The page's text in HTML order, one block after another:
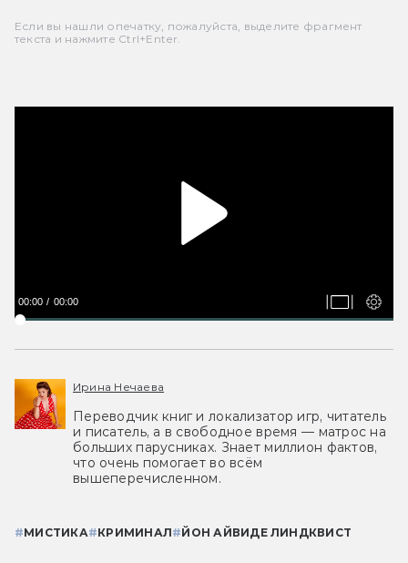
Если вы нашли опечатку, пожалуйста, выделите фрагмент
текста и нажмите Ctrl+Enter.
00:00 00:00
Ирина Нечаева
Переводчик книг и локализатор игр, читатель
и писатель, а в свободное время — матрос на
больших парусниках. Знает миллион фактов,
что очень помогает во всём
вышеперечисленном.
#МИСТИКА#КРИМИНАЛ#ЙОН АЙВИДЕ ЛИНДКВИСТ